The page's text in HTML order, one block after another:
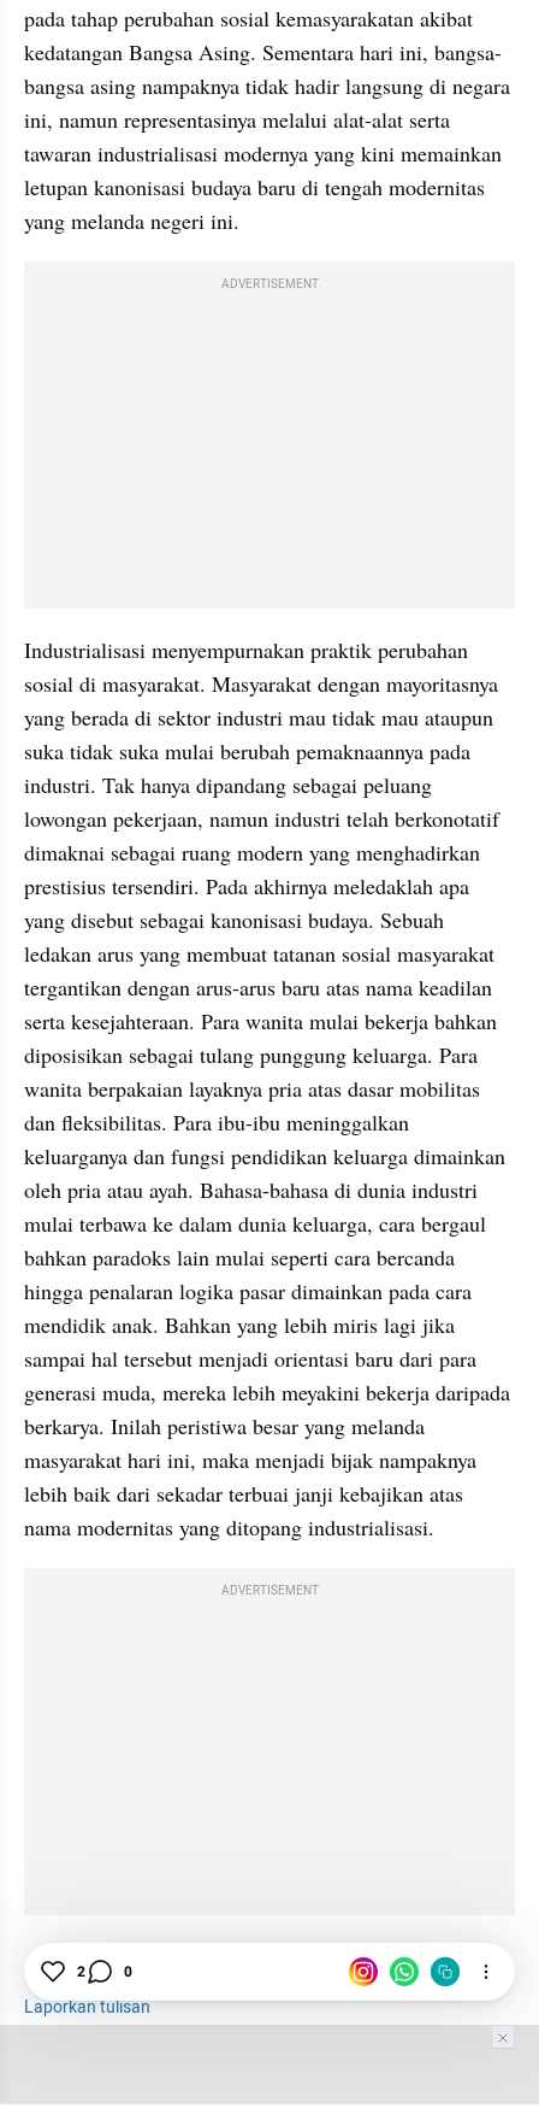
pada tahap perubahan sosial kemasyarakatan akibat
kedatangan Bangsa Asing. Sementara hari ini, bangsa-
bangsa asing nampaknya tidak hadir langsung di negara
ini, namun representasinya melalui alat-alat serta
tawaran industrialisasi modernya yang kini memainkan
letupan kanonisasi budaya baru di tengah modernitas
yang melanda negeri ini.
ADVERTISEMENT
Industrialisasi menyempurnakan praktik perubahan
sosial di masyarakat. Masyarakat dengan mayoritasnya
yang berada di sektor industri mau tidak mau ataupun
suka tidak suka mulai berubah pemaknaannya pada
industri. Tak hanya dipandang sebagai peluang
lowongan pekerjaan, namun industri telah berkonotatif
dimaknai sebagai ruang modern yang menghadirkan
prestisius tersendiri. Pada akhirnya meledaklah apa
yang disebut sebagai kanonisasi budaya. Sebuah
ledakan arus yang membuat tatanan sosial masyarakat
tergantikan dengan arus-arus baru atas nama keadilan
serta kesejahteraan. Para wanita mulai bekerja bahkan
diposisikan sebagai tulang punggung keluarga. Para
wanita berpakaian layaknya pria atas dasar mobilitas
dan fleksibilitas. Para ibu-ibu meninggalkan
keluarganya dan fungsi pendidikan keluarga dimainkan
oleh pria atau ayah. Bahasa-bahasa di dunia industri
mulai terbawa ke dalam dunia keluarga, cara bergaul
bahkan paradoks lain mulai seperti cara bercanda
hingga penalaran logika pasar dimainkan pada cara
mendidik anak. Bahkan yang lebih miris lagi jika
sampai hal tersebut menjadi orientasi baru dari para
generasi muda, mereka lebih meyakini bekerja daripada
berkarya. Inilah peristiwa besar yang melanda
masyarakat hari ini, maka menjadi bijak nampaknya
lebih baik dari sekadar terbuai janji kebajikan atas
nama modernitas yang ditopang industrialisasi.
ADVERTISEMENT
Industri
Masyarakat
Laporkan tulisan
2 0